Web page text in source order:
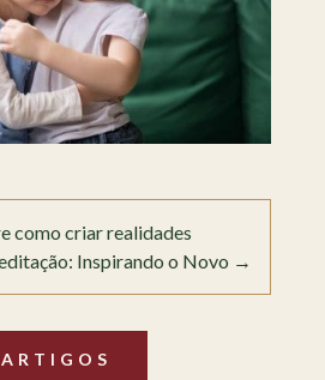
como criar realidades
Inspirando o Novo →
ARTIGOS